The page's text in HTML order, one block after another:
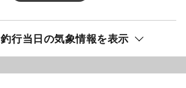
釣行当日の気象情報を表示